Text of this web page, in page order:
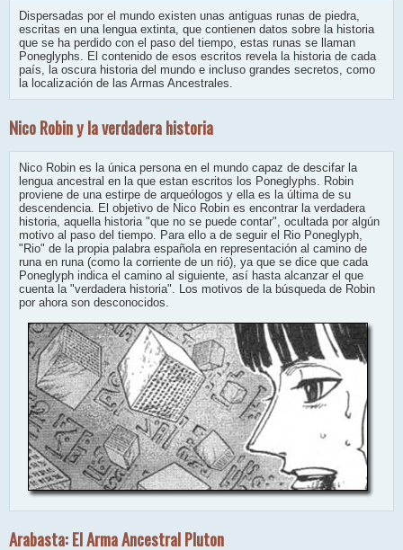
Dispersadas por el mundo existen unas antiguas runas de piedra,
escritas en una lengua extinta, que contienen datos sobre la historia
que se ha perdido con el paso del tiempo, estas runas se llaman
Poneglyphs. El contenido de esos escritos revela la historia de cada
país, la oscura historia del mundo e incluso grandes secretos, como
la localización de las Armas Ancestrales.
Nico Robin y la verdadera historia
Nico Robin es la única persona en el mundo capaz de descifar la
lengua ancestral en la que estan escritos los Poneglyphs. Robin
proviene de una estirpe de arqueólogos y ella es la última de su
descendencia. El objetivo de Nico Robin es encontrar la verdadera
historia, aquella historia "que no se puede contar", ocultada por algún
motivo al paso del tiempo. Para ello a de seguir el Rio Poneglyph,
"Rio" de la propia palabra española en representación al camino de
runa en runa (como la corriente de un rió), ya que se dice que cada
Poneglyph indica el camino al siguiente, así hasta alcanzar el que
cuenta la "verdadera historia". Los motivos de la búsqueda de Robin
por ahora son desconocidos.
Arabasta: El Arma Ancestral Pluton